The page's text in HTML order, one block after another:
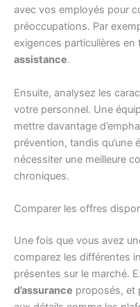
avec vos employés pour
préoccupations. Par
exigences particulières en
assistance.
Ensuite, analysez les
votre personnel. Une
mettre davantage
prévention, tandis qu’une
nécessiter une meilleure
chroniques.
Comparer les offres
Une fois que vous avez
comparez les différentes
présentes sur le marché.
d’assurance proposés, et